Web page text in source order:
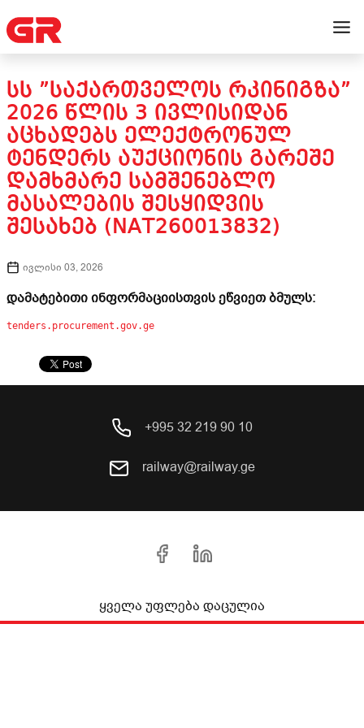
ᲡᲡ ”ᲡᲐᲥᲐᲠᲗᲕᲔᲚᲝᲡ ᲠᲙᲘᲜᲘᲒᲖᲐ”
2026 ᲬᲚᲘᲡ 3 ᲘᲕᲚᲘᲡᲘᲓᲐᲜ
ᲐᲪᲮᲐᲓᲔᲑᲡ ᲔᲚᲔᲥᲢᲠᲝᲜᲣᲚ
ᲢᲔᲜᲓᲔᲠᲡ ᲐᲣᲥᲪᲘᲝᲜᲘᲡ ᲒᲐᲠᲔᲨᲔ
ᲓᲐᲛᲮᲛᲐᲠᲔ ᲡᲐᲛᲨᲔᲜᲔᲑᲚᲝ
ᲛᲐᲡᲐᲚᲔᲑᲘᲡ ᲨᲔᲡᲧᲘᲓᲕᲘᲡ
ᲨᲔᲡᲐᲮᲔᲑ (NAT260013832)
ივლისი 03, 2026
დამატებითი ინფორმაციისთვის ეწვიეთ ბმულს:
tenders.procurement.gov.ge
+995 32 219 90 10
railway@railway.ge
ყველა უფლება დაცულია